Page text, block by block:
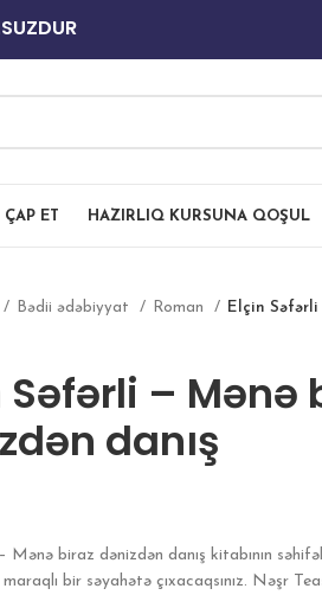
ÇAP ET HAZIRLIQ KURSUNA QOŞUL
Bədii ədəbiyyat Roman Elçin Səfərli
Səfərli – Mənə
danış
Mənə biraz dənizdən danış kitabının
maraqlı bir səyahətə çıxacaqsınız. Nəşr